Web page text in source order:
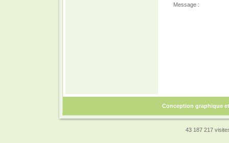
Message :
Conception graphique
43 187 217